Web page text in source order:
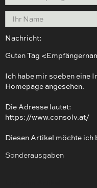
Nachricht:
Guten Tag
Ich habe mir soeben eine
Homepage angesehen.
Die Adresse lautet:
https://www.consolv.at/
Diesen Artikel möchte ich
Sonderausgaben